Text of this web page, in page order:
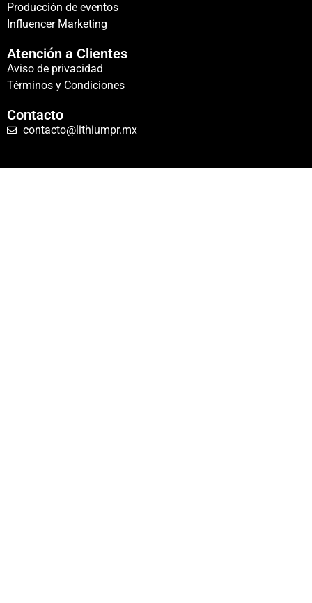
Producción de eventos
Influencer Marketing
Atención a Clientes
Aviso de privacidad
Términos y Condiciones
Contacto
contacto@lithiumpr.mx